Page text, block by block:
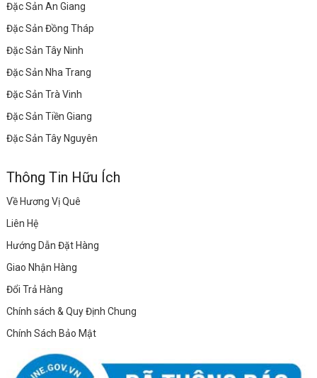
Đặc Sản An Giang
Đặc Sản Đồng Tháp
Đặc Sản Tây Ninh
Đặc Sản Nha Trang
Đặc Sản Trà Vinh
Đặc Sản Tiền Giang
Đặc Sản Tây Nguyên
Thông Tin Hữu Ích
Về Hương Vị Quê
Liên Hệ
Hướng Dẫn Đặt Hàng
Giao Nhận Hàng
Đổi Trả Hàng
Chính sách & Quy Định Chung
Chính Sách Bảo Mật